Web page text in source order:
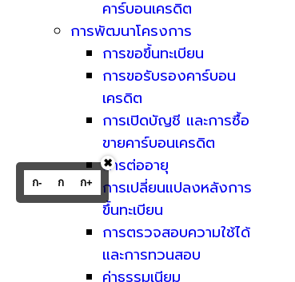
คาร์บอนเครดิต
การพัฒนาโครงการ
การขอขึ้นทะเบียน
การขอรับรองคาร์บอน
เครดิต
การเปิดบัญชี และการซื้อ
ขายคาร์บอนเครดิต
การต่ออายุ
การเปลี่ยนแปลงหลังการ
ขึ้นทะเบียน
การตรวจสอบความใช้ได้
และการทวนสอบ
ค่าธรรมเนียม
ก- ก ก+
✖